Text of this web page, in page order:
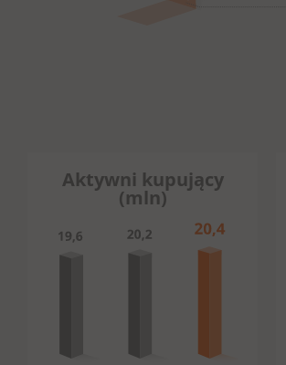
Aktywni kupujący
(mln)